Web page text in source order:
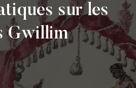
sur les
Gwillim